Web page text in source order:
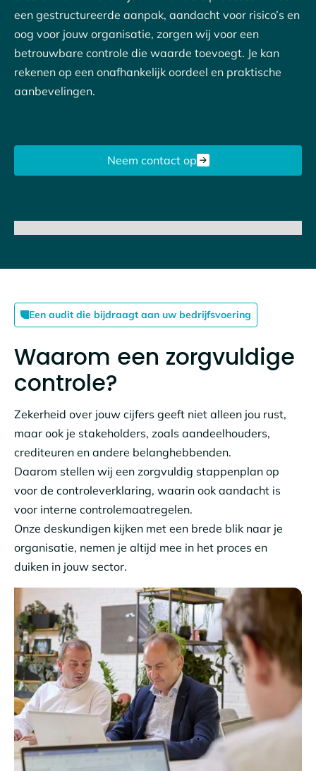
een gestructureerde aanpak, aandacht voor risico’s en
oog voor jouw organisatie, zorgen wij voor een
betrouwbare controle die waarde toevoegt. Je kan
rekenen op een onafhankelijk oordeel en praktische
aanbevelingen.
Neem contact op
Een audit die bijdraagt aan uw bedrijfsvoering
Waarom een zorgvuldige
controle?
Zekerheid over jouw cijfers geeft niet alleen jou rust,
maar ook je stakeholders, zoals aandeelhouders,
crediteuren en andere belanghebbenden.
Daarom stellen wij een zorgvuldig stappenplan op
voor de controleverklaring, waarin ook aandacht is
voor interne controlemaatregelen.
Onze deskundigen kijken met een brede blik naar je
organisatie, nemen je altijd mee in het proces en
duiken in jouw sector.